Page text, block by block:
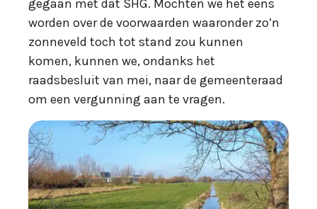
gegaan met dat SHG. Mochten we het eens
worden over de voorwaarden waaronder zo’n
zonneveld toch tot stand zou kunnen
komen, kunnen we, ondanks het
raadsbesluit van mei, naar de gemeenteraad
om een vergunning aan te vragen.